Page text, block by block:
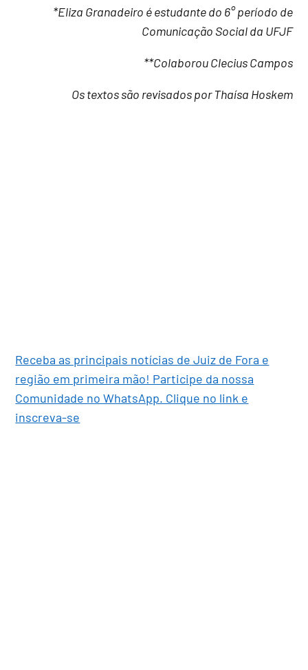
*Eliza Granadeiro é estudante do 6° período de
Comunicação Social da UFJF
**Colaborou Clecius Campos
Os textos são revisados por Thaísa Hoskem
Receba as principais notícias de Juiz de Fora e
região em primeira mão! Participe da nossa
Comunidade no WhatsApp. Clique no link e
inscreva-se